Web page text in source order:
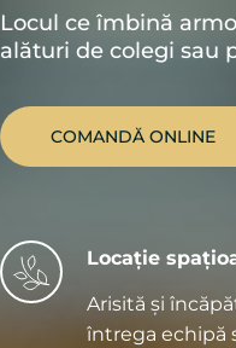
Locul ce îmbină
alături de colegi sau
COMANDĂ ONLINE
Locație
Arisită și
întrega echipă